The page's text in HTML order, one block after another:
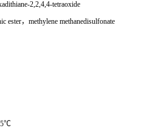
2,2,4,4-tetraoxide
ester，methylene methanedisulfonate